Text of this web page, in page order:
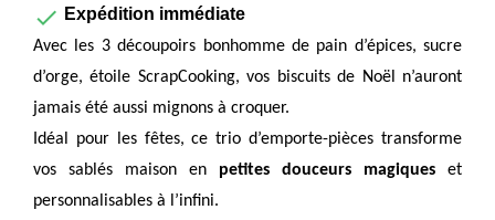
 Expédition immédiate
Avec les 3 découpoirs bonhomme de pain d’épices, sucre
d’orge, étoile ScrapCooking, vos biscuits de Noël n’auront
jamais été aussi mignons à croquer.
Idéal pour les fêtes, ce trio d’emporte-pièces transforme
vos sablés maison en petites douceurs magiques et
personnalisables à l’infini.